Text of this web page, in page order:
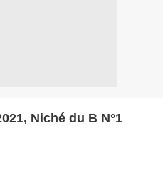
Niché du B N°1